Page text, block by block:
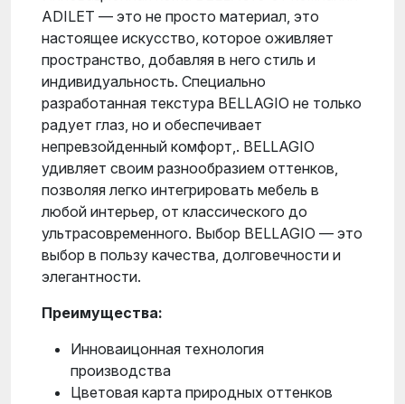
ADILET — это не просто материал, это
настоящее искусство, которое оживляет
пространство, добавляя в него стиль и
индивидуальность. Специально
разработанная текстура BELLAGIO не только
радует глаз, но и обеспечивает
непревзойденный комфорт,. BELLAGIO
удивляет своим разнообразием оттенков,
позволяя легко интегрировать мебель в
любой интерьер, от классического до
ультрасовременного. Выбор BELLAGIO — это
выбор в пользу качества, долговечности и
элегантности.
Преимущества:
Инноваицонная технология
производства
Цветовая карта природных оттенков